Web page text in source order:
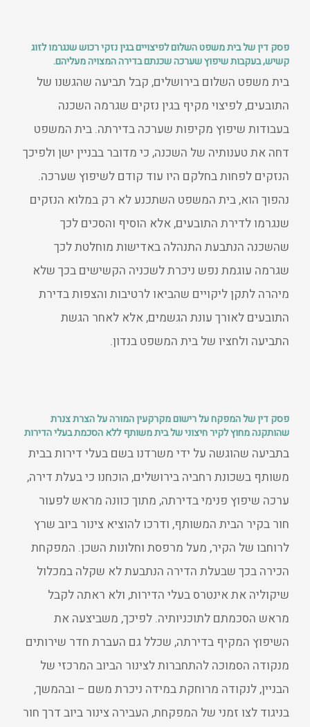
פסק דין של בית משפט השלום לפיצויים בגין נזקי רכוש שנגרמו לזוג
קשיש, בעקבות שיפוץ שערכה שכנתם בדירה המצויה מעליהם.
בית משפט השלום בירושלים, קבל תביעה שהגשנו של
התובעים, לפיצוי מקיף בגין נזקים שגרמה השכנה
בעבודות שיפוץ מקיפות שערכה בדירתה. בית המשפט
דחה את טענותיה של השכנה, כי מדובר בבניין ישן ולפיכך
הנזקים לפחות בחלקם היו עוד קודם לשיפוץ שערכה.
נהפוך הוא, בית המשפט השתכנע לא רק במלוא הנזקים
שנגרמו לדירת התובעים, אלא הוסיף והסכים לכך
שהשכנה הנתבעת התנהלה באדישות מוחלטת לכך
שגרמה עוגמת נפש ניכרת לשכניה הקשישים בכך שלא
מיהרה לתקן ליקויים שהביאו לרטיבות והצפות בדירת
התובעים לאורך עונת הגשמים, אלא לאחר הגשת
התביעה ולחציו של בית המשפט בנדון.
פסק דין של המפקח על רישום מקרקעין המורה על הצרת צנרת
שהותקנה מחוץ לקיר חיצוני של בית משותף ללא הסכמת בעלי הדירות
בתביעה שהוגשה על ידי משרדנו בשם בעלי דירות בבית
משותף בשכונת רחביה בירושלים, הוכחנו כי בעלת דירה,
ערכה שיפוץ פנימי בדירתה, מתוך כוונה מראש לפעור
חור בקיר הבית המשותף, ודרכו להוציא צינור ביוב שרץ
לרוחבו של הקיר, מעל מרפסת וחלונות השכן. המפקחת
הכירה בכך שבעלת הדירה הנתבעת לא שקלה במכלול
שיקוליה את אינטרס בעלי הדירות, ולא ראתה לקבל
מראש הסכמתם לתוכניותיה. לפיכך, משביצעה את
השיפוץ המקיף בדירתה, שכלל גם העברת חדר שירותים
מנקודה הסמוכה להתחברות לצינור הביוב המרכזי של
הבניין, לנקודה מרוחקת במידה ניכרת משם – ובהמשך,
בניגוד לצו זמני של המפקחת, העבירה צינור ביוב דרך חור